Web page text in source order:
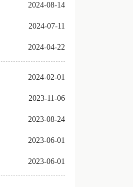
2024-08-14
2024-07-11
2024-04-22
2024-02-01
2023-11-06
2023-08-24
2023-06-01
2023-06-01